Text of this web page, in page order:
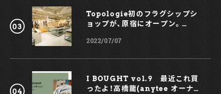
Topologie初のフラグシップシ
ョップが、原宿にオープン。
も！
2022/07/07
I BOUGHT vol.9 最近これ買
ったよ！高橋龍(anytee オーナ